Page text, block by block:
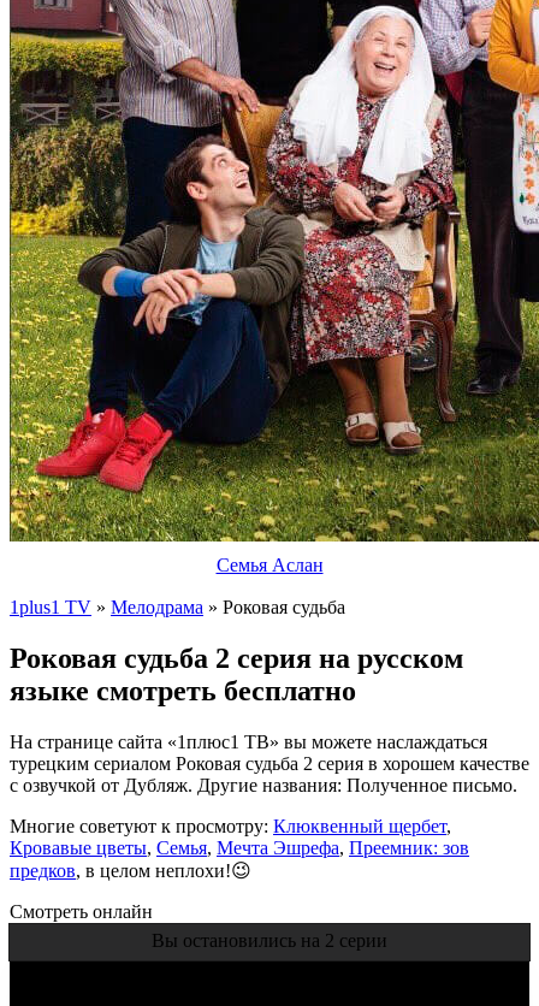
Семья Аслан
1plus1 TV » Мелодрама » Роковая судьба
Роковая судьба 2 серия на русском
языке смотреть бесплатно
На странице сайта «1плюс1 ТВ» вы можете наслаждаться
турецким сериалом Роковая судьба 2 серия в хорошем качестве
с озвучкой от Дубляж. Другие названия: Полученное письмо.
Многие советуют к просмотру: Клюквенный щербет,
Кровавые цветы, Семья, Мечта Эшрефа, Преемник: зов
предков, в целом неплохи!😉
Смотреть онлайн
Вы остановились на 2 серии